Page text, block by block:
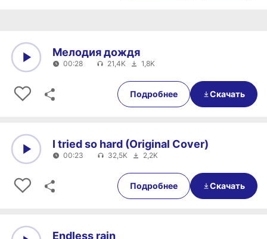
00:28
Мелодия дождя
00:28 21,4K 1,8K
Подробнее Скачать
00:23
I tried so hard (Original Cover)
00:23 32,5K 2,2K
Подробнее Скачать
Endless rain